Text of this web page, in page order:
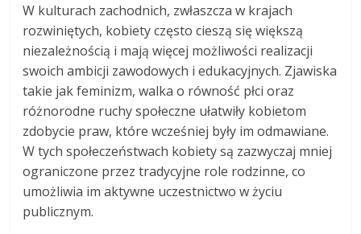
W kulturach zachodnich, zwłaszcza w krajach
rozwiniętych, kobiety często cieszą się większą
niezależnością i mają więcej możliwości realizacji
swoich ambicji zawodowych i edukacyjnych. Zjawiska
takie jak feminizm, walka o równość płci oraz
różnorodne ruchy społeczne ułatwiły kobietom
zdobycie praw, które wcześniej były im odmawiane.
W tych społeczeństwach kobiety są zazwyczaj mniej
ograniczone przez tradycyjne role rodzinne, co
umożliwia im aktywne uczestnictwo w życiu
publicznym.